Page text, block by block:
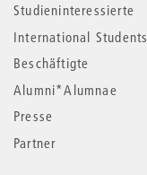
Studieninteressierte
International Students
Beschäftigte
Alumni*Alumnae
Presse
Partner